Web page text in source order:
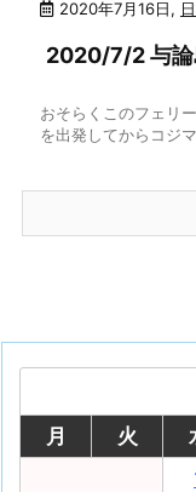
2020年7月16日,
2020/7/2 与論
おそらくこのフェリ
を出発してからコジ
月
火